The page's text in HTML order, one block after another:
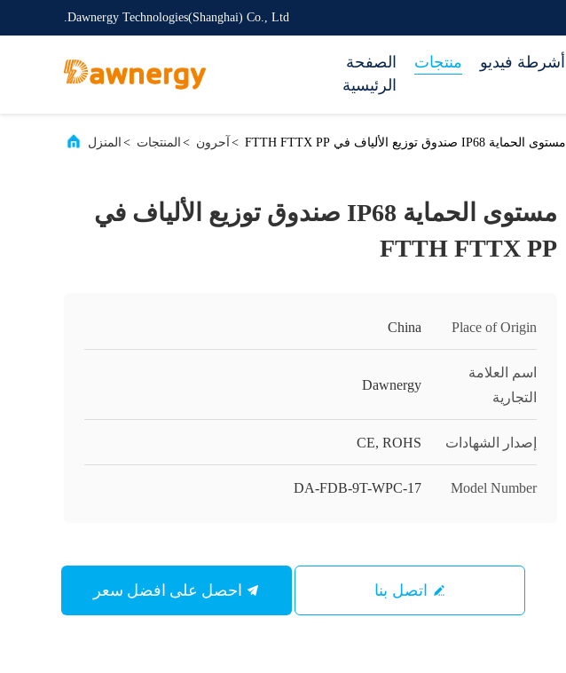
Dawnergy Technologies(Shanghai) Co., Ltd.
الصفحة
الرئيسية
منتجات أشرطة فيديو
المنزل > المنتجات > آحرون > مستوى الحماية IP68 صندوق توزيع الألياف في FTTH FTTX PP
مستوى الحماية IP68 صندوق توزيع الألياف في
FTTH FTTX PP
Place of Origin
China
اسم العلامة
التجارية
Dawnergy
إصدار الشهادات CE, ROHS
Model Number
DA-FDB-9T-WPC-17
اتصل بنا